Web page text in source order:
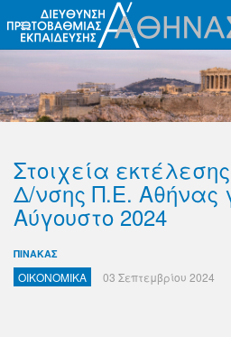
Στοιχεία
Δ/νσης Π.Ε. Αθήνας
Αύγουστο 2024
ΠΙΝΑΚΑΣ
ΟΙΚΟΝΟΜΙΚΑ 03 Σεπτεμβρίου 2024